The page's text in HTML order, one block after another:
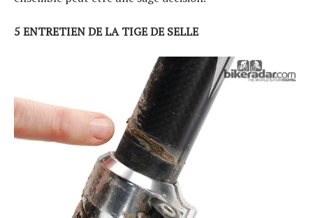
5 ENTRETIEN DE LA TIGE DE SELLE